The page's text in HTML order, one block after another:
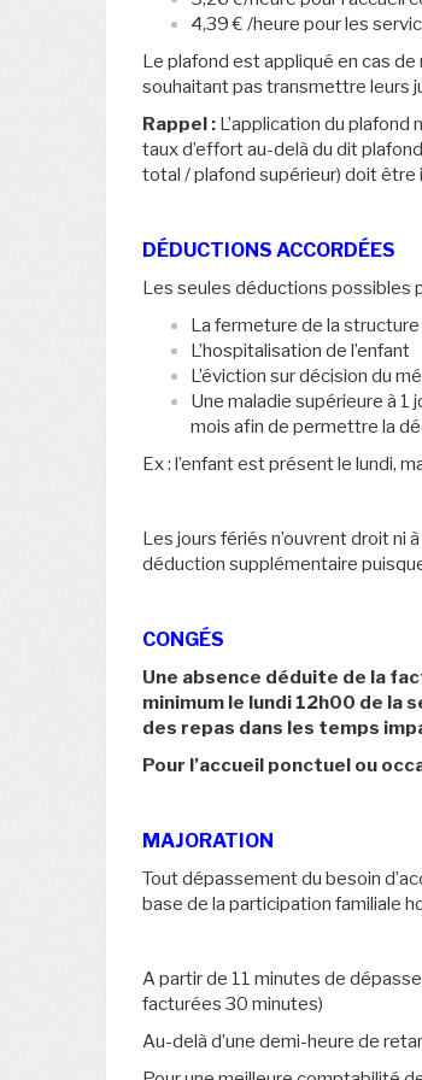
4,39 € /heure pour les
Le plafond est appliqué en cas
souhaitant pas transmettre leurs
Rappel : L’application du
taux d’effort au-delà du dit
total / plafond supérieur) doit
DÉDUCTIONS ACCORDÉES
Les seules déductions possibles
La fermeture de la structure
L’hospitalisation de l’enfant
L’éviction sur décision du
Une maladie supérieure à
mois afin de permettre la
Ex : l’enfant est présent le lundi,
Les jours fériés n’ouvrent droit ni
déduction supplémentaire
CONGÉS
Une absence déduite de la
minimum le lundi 12h00 de la
des repas dans les temps
Pour l’accueil ponctuel ou
MAJORATION
Tout dépassement du besoin
base de la participation familiale
A partir de 11 minutes de
facturées 30 minutes)
Au-delà d’une demi-heure de